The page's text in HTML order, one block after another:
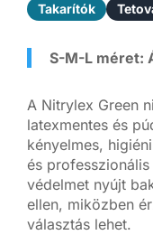
Takarítók
S-M-L méret:
A Nitrylex Green
latexmentes és
kényelmes,
és
védelmet nyújt
ellen, miközben
választás lehet.